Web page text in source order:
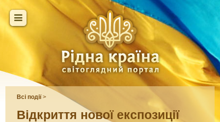
Всі події>
Відкриття нової експозиції